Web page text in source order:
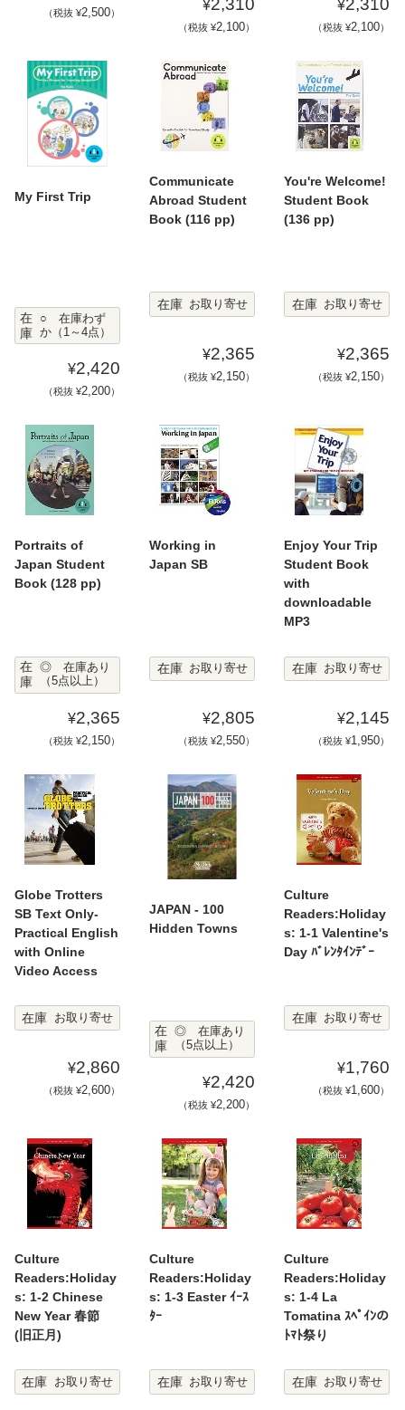
（税抜 ¥2,500） ¥2,310
（税抜 ¥2,100）
¥2,310
（税抜 ¥2,100）
My First Trip
在
庫
○ 在庫わず
か（1～4点）
¥2,420
（税抜 ¥2,200）
Communicate
Abroad Student
Book (116 pp)
在庫 お取り寄せ
¥2,365
（税抜 ¥2,150）
You're Welcome!
Student Book
(136 pp)
在庫 お取り寄せ
¥2,365
（税抜 ¥2,150）
Portraits of
Japan Student
Book (128 pp)
在
庫
◎ 在庫あり
（5点以上）
¥2,365
（税抜 ¥2,150）
Working in
Japan SB
在庫 お取り寄せ
¥2,805
（税抜 ¥2,550）
Enjoy Your Trip
Student Book
with
downloadable
MP3
在庫 お取り寄せ
¥2,145
（税抜 ¥1,950）
Globe Trotters
SB Text Only-
Practical English
with Online
Video Access
在庫 お取り寄せ
¥2,860
（税抜 ¥2,600）
JAPAN - 100
Hidden Towns
在
庫
◎ 在庫あり
（5点以上）
¥2,420
（税抜 ¥2,200）
Culture
Readers:Holiday
s: 1-1 Valentine's
Day ﾊﾞﾚﾝﾀｲﾝﾃﾞｰ
在庫 お取り寄せ
¥1,760
（税抜 ¥1,600）
Culture
Readers:Holiday
s: 1-2 Chinese
New Year 春節
(旧正月)
在庫 お取り寄せ
Culture
Readers:Holiday
s: 1-3 Easter ｲｰｽ
ﾀｰ
在庫 お取り寄せ
Culture
Readers:Holiday
s: 1-4 La
Tomatina ｽﾍﾟｲﾝの
ﾄﾏﾄ祭り
在庫 お取り寄せ